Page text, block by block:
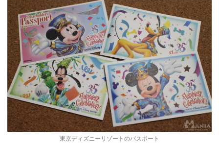
東京ディズニーリゾートのパスポート